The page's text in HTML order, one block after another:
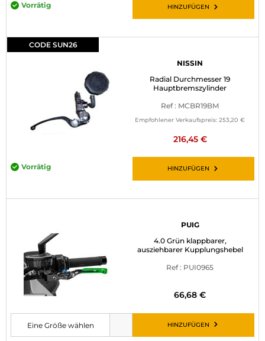
Vorrätig HINZUFÜGEN
CODE SUN26
NISSIN
Radial Durchmesser 19
Hauptbremszylinder
Ref : MCBR19BM
Empfohlener Verkaufspreis: 253,20 €
216,45 €
Vorrätig HINZUFÜGEN
PUIG
4.0 Grün klappbarer,
ausziehbarer Kupplungshebel
Ref : PUI0965
66,68 €
Bitte wählen Sie eine Größe, bevor Sie den Artikel in den Warenkorb
Eine Größe wählen HINZUFÜGEN